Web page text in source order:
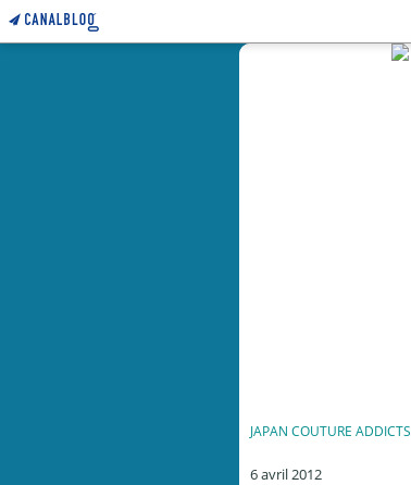
JAPAN COUTURE ADDICTS
6 avril 2012